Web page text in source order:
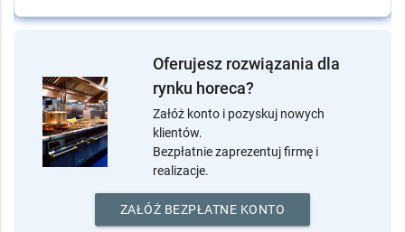
Oferujesz rozwiązania dla
rynku horeca?
klientów.